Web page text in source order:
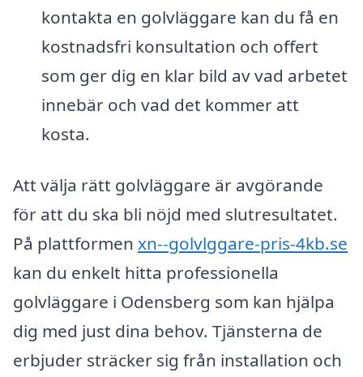
kontakta en golvläggare kan du få en
kostnadsfri konsultation och offert
som ger dig en klar bild av vad arbetet
innebär och vad det kommer att
kosta.
Att välja rätt golvläggare är avgörande
för att du ska bli nöjd med slutresultatet.
På plattformen xn--golvlggare-pris-4kb.se
kan du enkelt hitta professionella
golvläggare i Odensberg som kan hjälpa
dig med just dina behov. Tjänsterna de
erbjuder sträcker sig från installation och